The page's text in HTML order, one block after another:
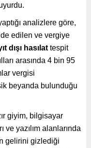
analizlere göre,
edilen ve vergiye
dışı hasılat tespit
arasında 4 bin 95
vergisi
beyanda bulunduğu
giyim, bilgisayar
ve yazılım alanlarında
gelirini gizlediği